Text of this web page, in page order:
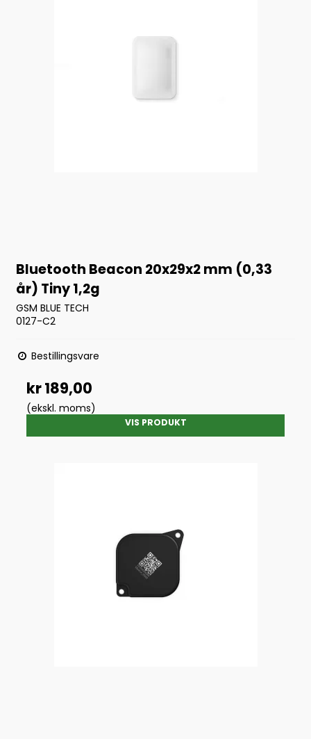
Bluetooth Beacon 20x29x2 mm (0,33
år) Tiny 1,2g
GSM BLUE TECH
0127-C2
Bestillingsvare
kr 189,00
(ekskl. moms)
VIS PRODUKT